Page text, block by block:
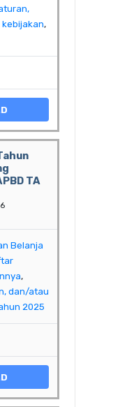
,
TA
Belanja
,
dan/atau
2025